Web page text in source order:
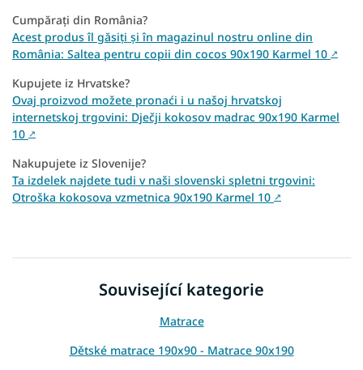
Cumpărați din România?
Acest produs îl găsiți și în magazinul nostru online din
România: Saltea pentru copii din cocos 90x190 Karmel 10 ↗
Kupujete iz Hrvatske?
Ovaj proizvod možete pronaći i u našoj hrvatskoj
internetskoj trgovini: Dječji kokosov madrac 90x190 Karmel
10 ↗
Nakupujete iz Slovenije?
Ta izdelek najdete tudi v naši slovenski spletni trgovini:
Otroška kokosova vzmetnica 90x190 Karmel 10 ↗
Související kategorie
Matrace
Dětské matrace 190x90 - Matrace 90x190